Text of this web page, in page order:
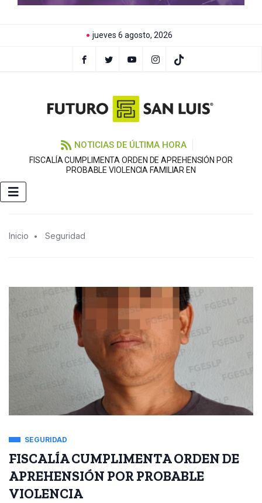
jueves 6 agosto, 2026
NOTICIAS DE ÚLTIMA HORA
FISCALÍA CUMPLIMENTA ORDEN DE APREHENSIÓN POR
PROBABLE VIOLENCIA FAMILIAR EN
Inicio Seguridad
SEGURIDAD
FISCALÍA CUMPLIMENTA ORDEN DE
APREHENSIÓN POR PROBABLE
VIOLENCIA